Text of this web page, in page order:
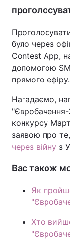
було через
Contest App,
допомогою
прямого ефіру.
Нагадаємо,
конкурсу
заявою про
через війну з
Вас також
Як
Хто